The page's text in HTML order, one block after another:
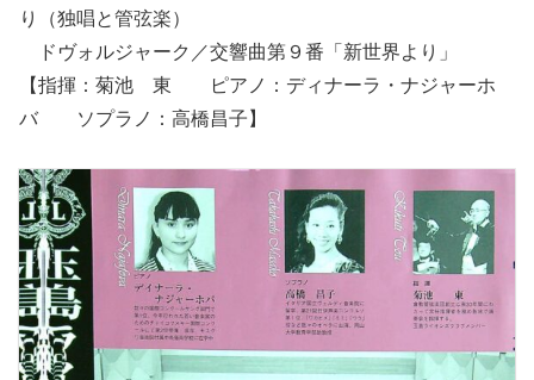
り（独唱と管弦楽）
ドヴォルジャーク／交響曲第９番「新世界より」
【指揮：菊池 東 ピアノ：ディナーラ・ナジャーホ
バ ソプラノ：高橋昌子】